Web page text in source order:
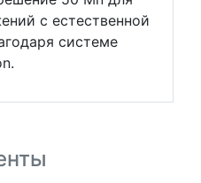
с естественной
системе